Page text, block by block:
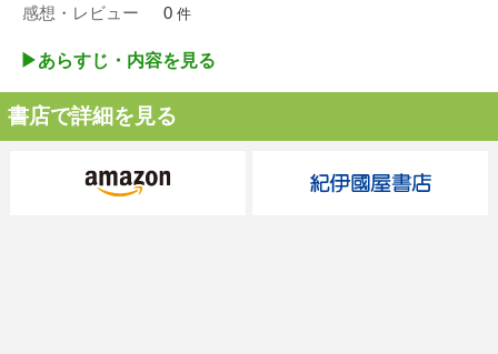
感想・レビュー 0 件
▶︎あらすじ・内容を見る
書店で詳細を見る